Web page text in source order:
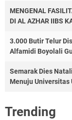
MENGENAL
DI AL AZHAR IIBS
3.000 Butir Telur
Alfamidi Boyolali
Semarak Dies
Menuju Universitas
Trending